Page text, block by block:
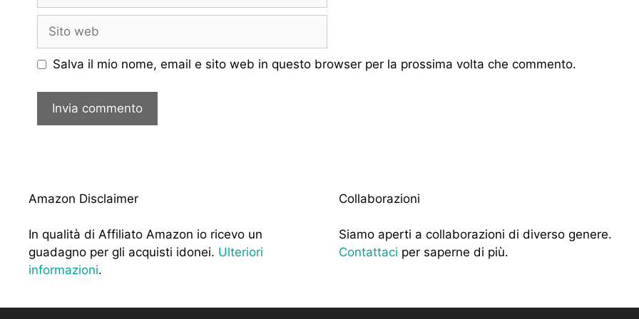
Sito
web
Salva il mio nome, email e sito web in questo browser per la prossima volta che commento.
Amazon Disclaimer
In qualità di Affiliato Amazon io ricevo un
guadagno per gli acquisti idonei. Ulteriori
informazioni.
Collaborazioni
Siamo aperti a collaborazioni di diverso genere.
Contattaci per saperne di più.